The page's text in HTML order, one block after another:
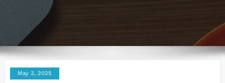
May 3, 2025